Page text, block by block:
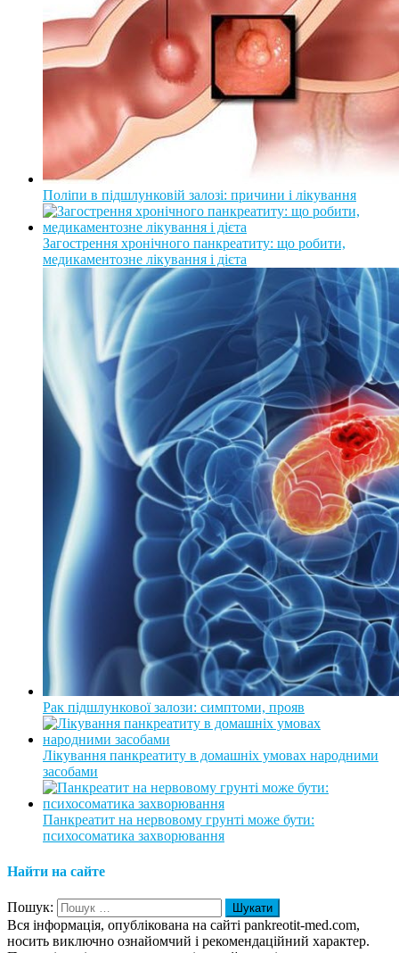
Поліпи в підшлунковій залозі: причини і лікування
Загострення хронічного панкреатиту: що робити,
медикаментозне лікування і дієта
Рак підшлункової залози: симптоми, прояв
Лікування панкреатиту в домашніх умовах народними
засобами
Панкреатит на нервовому грунті може бути:
психосоматика захворювання
Найти на сайте
Пошук:
Вся інформація, опублікована на сайті pankreotit-med.com,
носить виключно ознайомчий і рекомендаційний характер.